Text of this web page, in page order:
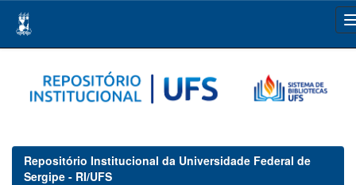
navigation
Repositório Institucional da Universidade Federal de
Sergipe - RI/UFS